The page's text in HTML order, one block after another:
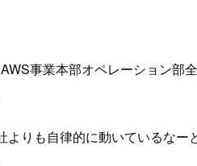
事業本部オペレーション部
りも自律的に動いているな